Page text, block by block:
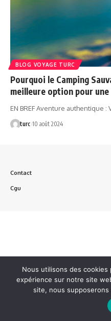
BLOG VOYAGE TURC
Pourquoi le Camping
meilleure option pour
EN BREF Aventure authentique
turc 10 août 2024
Contact
Cgu
Nous utilisons des cookies
expérience sur notre site
site, nous